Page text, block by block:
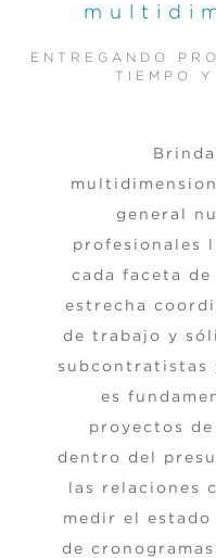
ENTREGANDO
TIEMPO Y
general
profesionales
cada faceta
estrecha
de trabajo y
subcontratistas
es
proyectos
dentro del
las relaciones
medir el
de